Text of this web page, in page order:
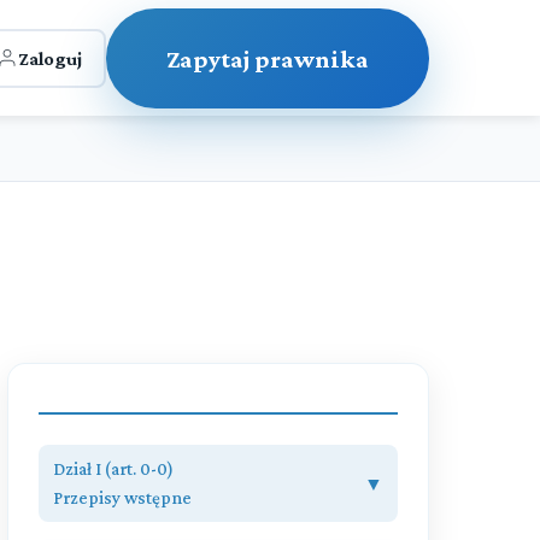
Zaloguj Zapytaj prawnika
Dział I (art. 0-0)
Przepisy wstępne
▼